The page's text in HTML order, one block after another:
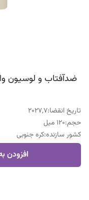
ضدآفتاب و لوسیون
تاریخ انقضا:
2027,7
حجم:120 میل
کشور سازنده:کره جنوبی
افزودن